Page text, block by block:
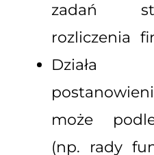
zadań
rozliczenia
Działa
może
(np. rady